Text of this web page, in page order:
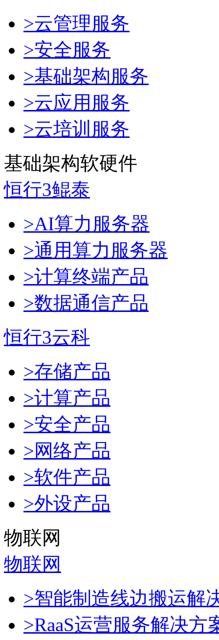
>云管理服务
>安全服务
>基础架构服务
>云应用服务
>云培训服务
基础架构软硬件
恒行3鲲泰
>AI算力服务器
>通用算力服务器
>计算终端产品
>数据通信产品
恒行3云科
>存储产品
>计算产品
>安全产品
>网络产品
>软件产品
>外设产品
物联网
物联网
>智能制造线边搬运解
>RaaS运营服务解决方